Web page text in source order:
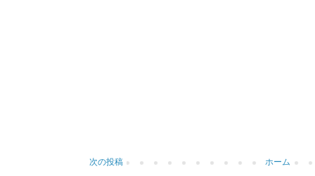
次の投稿 ホーム